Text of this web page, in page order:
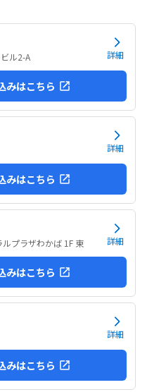
あポケモンで建築を楽しん
ースが向いてるんじゃないか
ル2-A 詳細
みはこちら
詳細
みはこちら
プラザわかば 1F 東 詳細
みはこちら
詳細
みはこちら